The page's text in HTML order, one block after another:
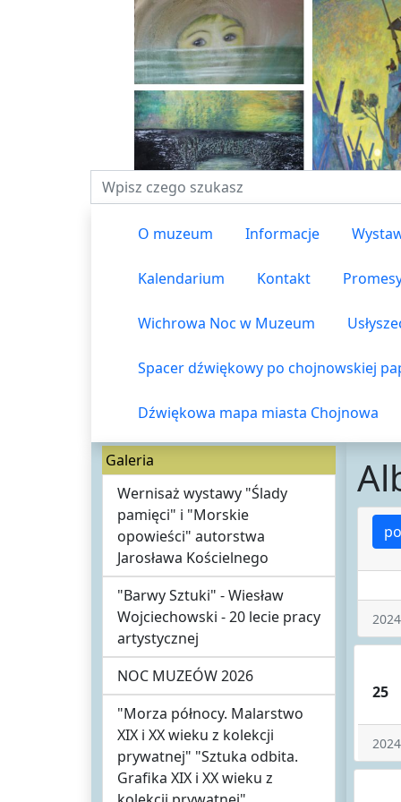
Fraza do wyszukiwania
O muzeum Informacje
Kalendarium Kontakt
Wichrowa Noc w Muzeum
Spacer dźwiękowy po chojnowskiej
Dźwiękowa mapa miasta Chojnowa
Galeria
Wernisaż wystawy "Ślady
pamięci" i "Morskie
opowieści" autorstwa
Jarosława Kościelnego
"Barwy Sztuki" - Wiesław
Wojciechowski - 20 lecie pracy
artystycznej
NOC MUZEÓW 2026
"Morza północy. Malarstwo
XIX i XX wieku z kolekcji
prywatnej" "Sztuka odbita.
Grafika XIX i XX wieku z
25